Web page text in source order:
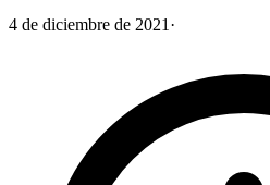
4 de diciembre de 2021 ·